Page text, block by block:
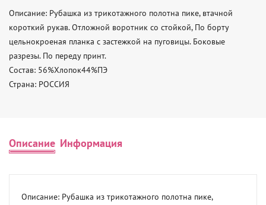
Описание: Рубашка из трикотажного полотна пике, втачной
короткий рукав. Отложной воротник со стойкой, По борту
цельнокроеная планка с застежкой на пуговицы. Боковые
разрезы. По переду принт.
Состав: 56%Хлопок44%ПЭ
Страна: РОССИЯ
Описание Информация
Описание: Рубашка из трикотажного полотна пике,